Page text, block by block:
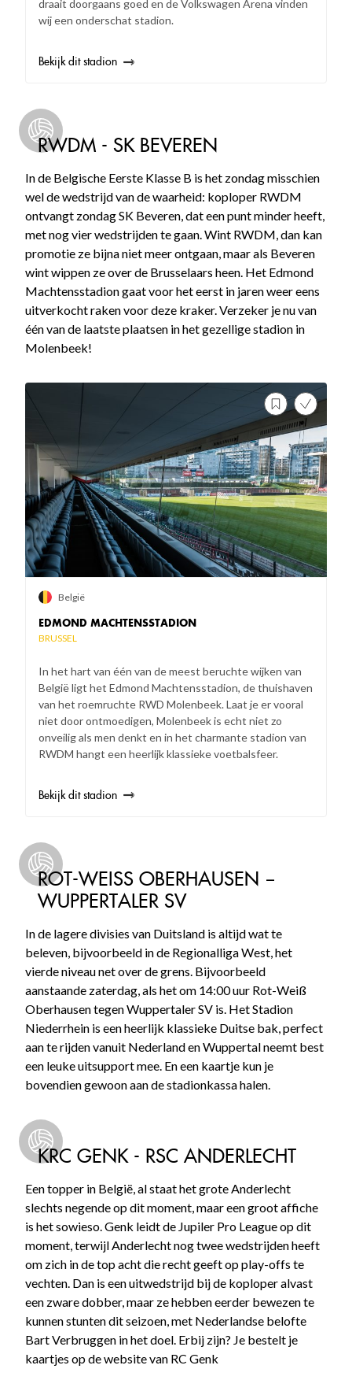
draait doorgaans goed en de Volkswagen Arena vinden
wij een onderschat stadion.
Bekijk dit stadion
RWDM - SK BEVEREN
In de Belgische Eerste Klasse B is het zondag misschien
wel de wedstrijd van de waarheid: koploper RWDM
ontvangt zondag SK Beveren, dat een punt minder heeft,
met nog vier wedstrijden te gaan. Wint RWDM, dan kan
promotie ze bijna niet meer ontgaan, maar als Beveren
wint wippen ze over de Brusselaars heen. Het Edmond
Machtensstadion gaat voor het eerst in jaren weer eens
uitverkocht raken voor deze kraker. Verzeker je nu van
één van de laatste plaatsen in het gezellige stadion in
Molenbeek!
EDMOND MACHTENSSTADION
BRUSSEL
In het hart van één van de meest beruchte wijken van
België ligt het Edmond Machtensstadion, de thuishaven
van het roemruchte RWD Molenbeek. Laat je er vooral
niet door ontmoedigen, Molenbeek is echt niet zo
onveilig als men denkt en in het charmante stadion van
RWDM hangt een heerlijk klassieke voetbalsfeer.
België
Bekijk dit stadion
ROT-WEISS OBERHAUSEN – W
UPPERTALER SV
In de lagere divisies van Duitsland is altijd wat te
beleven, bijvoorbeeld in de Regionalliga West, het
vierde niveau net over de grens. Bijvoorbeeld
aanstaande zaterdag, als het om 14:00 uur Rot-Weiß
Oberhausen tegen Wuppertaler SV is. Het Stadion
Niederrhein is een heerlijk klassieke Duitse bak, perfect
aan te rijden vanuit Nederland en Wuppertal neemt best
een leuke uitsupport mee. En een kaartje kun je
bovendien gewoon aan de stadionkassa halen.
KRC GENK - RSC ANDERLECHT
Een topper in België, al staat het grote Anderlecht
slechts negende op dit moment, maar een groot affiche
is het sowieso. Genk leidt de Jupiler Pro League op dit
moment, terwijl Anderlecht nog twee wedstrijden heeft
om zich in de top acht die recht geeft op play-offs te
vechten. Dan is een uitwedstrijd bij de koploper alvast
een zware dobber, maar ze hebben eerder bewezen te
kunnen stunten dit seizoen, met Nederlandse belofte
Bart Verbruggen in het doel. Erbij zijn? Je bestelt je
kaartjes op de website van RC Genk